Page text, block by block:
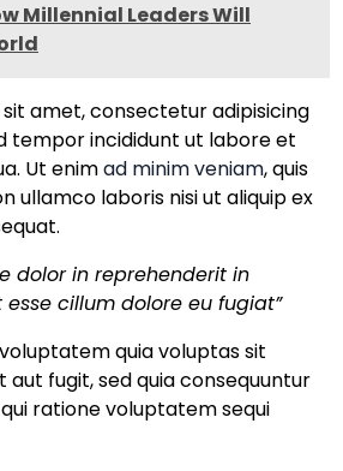
Millennial Leaders Will
amet, consectetur adipisicing
tempor incididunt ut labore et
Ut enimad minim veniam, quis
ullamco laboris nisi ut aliquip ex
dolor in reprehenderit in
cillum dolore eu fugiat”
quia voluptas sit
fugit, sed quia consequuntur
ratione voluptatem sequi